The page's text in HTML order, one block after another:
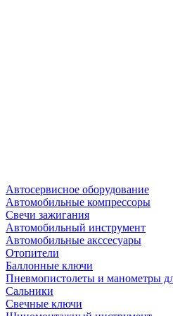
Автосервисное оборудование
Автомобильные компрессоры
Свечи зажигания
Автомобильный инструмент
Автомобильные акссесуары
Отопители
Баллонные ключи
Пневмопистолеты и манометры
Сальники
Свечные ключи